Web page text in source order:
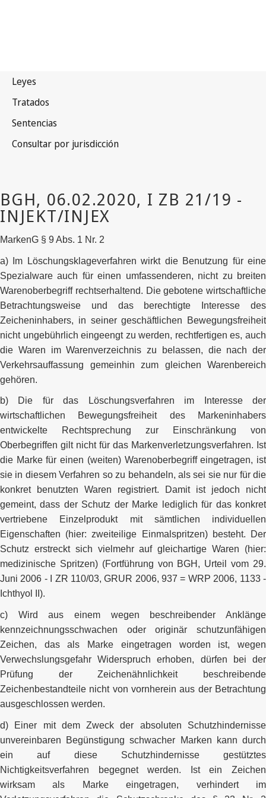
MarkenG § 9 Abs. 1 Nr. 2
a) Im Löschungsklageverfahren wirkt die Benutzung für eine
Spezialware auch für einen umfassenderen, nicht zu breiten
Warenoberbegriff rechtserhaltend. Die gebotene wirtschaftliche
Betrachtungsweise und das berechtigte Interesse des
Zeicheninhabers, in seiner geschäftlichen Bewegungsfreiheit
nicht ungebührlich eingeengt zu werden, rechtfertigen es, auch
die Waren im Warenverzeichnis zu belassen, die nach der
Verkehrsauffassung gemeinhin zum gleichen Warenbereich
gehören.
b) Die für das Löschungsverfahren im Interesse der
wirtschaftlichen Bewegungsfreiheit des Markeninhabers
entwickelte Rechtsprechung zur Einschränkung von
Oberbegriffen gilt nicht für das Markenverletzungsverfahren. Ist
die Marke für einen (weiten) Warenoberbegriff eingetragen, ist
sie in diesem Verfahren so zu behandeln, als sei sie nur für die
konkret benutzten Waren registriert. Damit ist jedoch nicht
gemeint, dass der Schutz der Marke lediglich für das konkret
vertriebene Einzelprodukt mit sämtlichen individuellen
Eigenschaften (hier: zweiteilige Einmalspritzen) besteht. Der
Schutz erstreckt sich vielmehr auf gleichartige Waren (hier:
medizinische Spritzen) (Fortführung von BGH, Urteil vom 29.
Juni 2006 - I ZR 110/03, GRUR 2006, 937 = WRP 2006, 1133 -
Ichthyol II).
c) Wird aus einem wegen beschreibender Anklänge
kennzeichnungsschwachen oder originär schutzunfähigen
Zeichen, das als Marke eingetragen worden ist, wegen
Verwechslungsgefahr Widerspruch erhoben, dürfen bei der
Prüfung der Zeichenähnlichkeit beschreibende
Zeichenbestandteile nicht von vornherein aus der Betrachtung
ausgeschlossen werden.
d) Einer mit dem Zweck der absoluten Schutzhindernisse
unvereinbaren Begünstigung schwacher Marken kann durch
ein auf diese Schutzhindernisse gestütztes
Nichtigkeitsverfahren begegnet werden. Ist ein Zeichen
wirksam als Marke eingetragen, verhindert im